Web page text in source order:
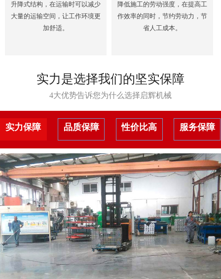
升降式结构，在运输时可以减少
大量的运输空间，让工作环境更
加舒适。
降低施工的劳动强度，在提高工
作效率的同时，节约劳动力，节
省人工成本。
实力是选择我们的坚实保障
4大优势告诉您为什么选择启辉机械
实力保障 品质保障 性价比高 服务保障